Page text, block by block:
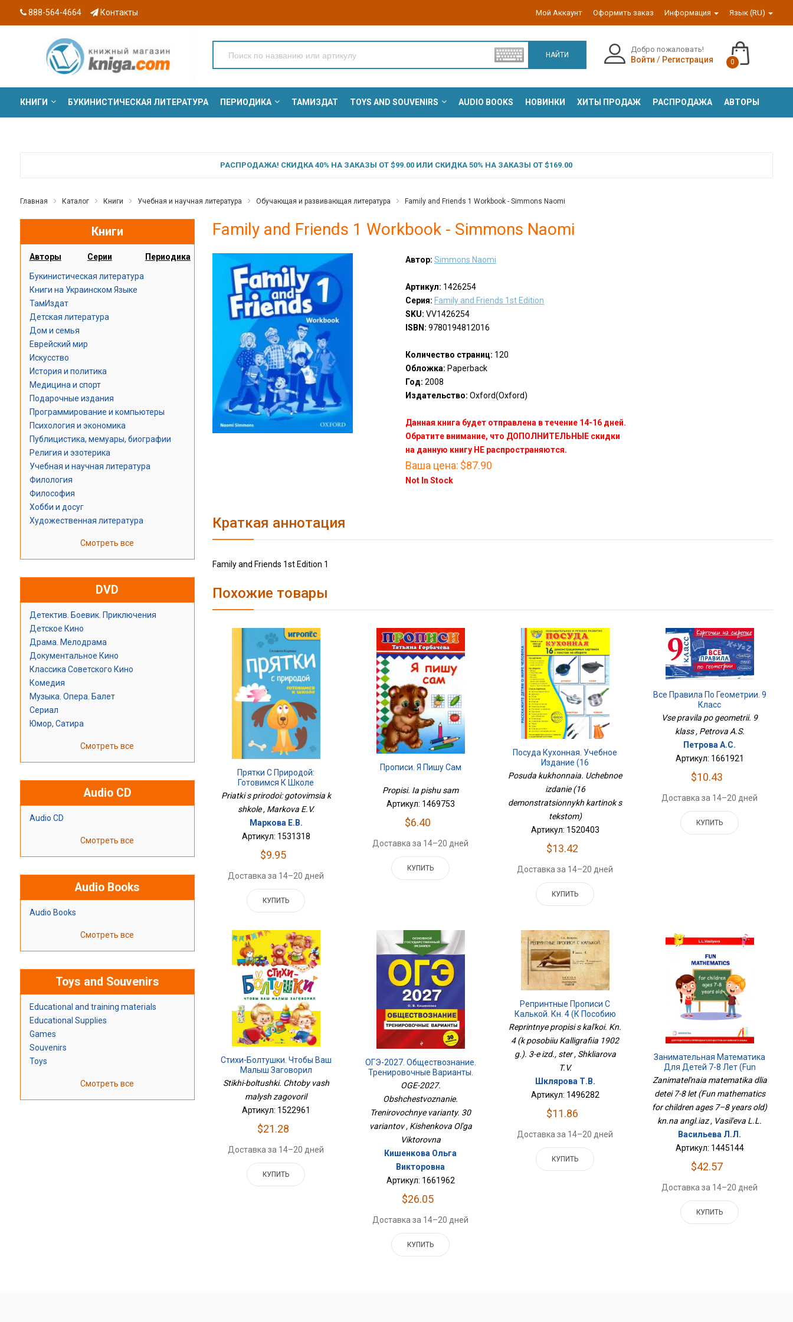
888-564-4664 Контакты Мой Аккаунт Оформить заказ Информация Язык (RU)
НАЙТИ
Добро пожаловать!
Войти / Регистрация 0
КНИГИ БУКИНИСТИЧЕСКАЯ ЛИТЕРАТУРА ПЕРИОДИКА ТАМИЗДАТ TOYS AND SOUVENIRS AUDIO BOOKS НОВИНКИ ХИТЫ ПРОДАЖ РАСПРОДАЖА АВТОРЫ
РАСПРОДАЖА! СКИДКА 40% НА ЗАКАЗЫ ОТ $99.00 ИЛИ СКИДКА 50% НА ЗАКАЗЫ ОТ $169.00
Главная Каталог Книги Учебная и научная литература Обучающая и развивающая литература Family and Friends 1 Workbook - Simmons Naomi
Книги
Авторы Серии Периодика
Букинистическая литература
Книги на Украинском Языке
ТамИздат
Детская литература
Дом и семья
Еврейский мир
Искусство
История и политика
Медицина и спорт
Подарочные издания
Программирование и компьютеры
Психология и экономика
Публицистика, мемуары, биографии
Религия и эзотерика
Учебная и научная литература
Филология
Философия
Хобби и досуг
Художественная литература
Смотреть все
DVD
Детектив. Боевик. Приключения
Детское Кино
Драма. Мелодрама
Документальное Кино
Классика Советского Кино
Комедия
Музыка. Опера. Балет
Сериал
Юмор, Сатира
Смотреть все
Audio CD
Audio CD
Смотреть все
Audio Books
Audio Books
Смотреть все
Toys and Souvenirs
Educational and training materials
Educational Supplies
Games
Souvenirs
Toys
Смотреть все
Family and Friends 1 Workbook - Simmons Naomi
Автор: Simmons Naomi
Артикул: 1426254
Серия: Family and Friends 1st Edition
SKU: VV1426254
ISBN: 9780194812016
Количество страниц: 120
Обложка: Paperback
Год: 2008
Издательство: Oxford(Oxford)
Данная книга будет отправлена в течение 14-16 дней.
Обратите внимание, что ДОПОЛНИТЕЛЬНЫЕ скидки
на данную книгу НЕ распространяются.
Ваша цена: $87.90
Not In Stock
Краткая аннотация
Family and Friends 1st Edition 1
Похожие товары
Прятки С Природой:
Готовимся К Школе
Priatki s prirodoi: gotovimsia k
shkole , Markova E.V.
Маркова Е.В.
Артикул: 1531318
$9.95
Доставка за 14–20 дней
КУПИТЬ
Прописи. Я Пишу Сам
Propisi. Ia pishu sam
Артикул: 1469753
$6.40
Доставка за 14–20 дней
КУПИТЬ
Посуда Кухонная. Учебное
Издание (16
Демонстрационных
Posuda kukhonnaia. Uchebnoe
izdanie (16
demonstratsionnykh kartinok s
tekstom)
Артикул: 1520403
$13.42
Доставка за 14–20 дней
КУПИТЬ
Все Правила По Геометрии. 9
Класс
Vse pravila po geometrii. 9
klass , Petrova A.S.
Петрова А.С.
Артикул: 1661921
$10.43
Доставка за 14–20 дней
КУПИТЬ
Стихи-Болтушки. Чтобы Ваш
Малыш Заговорил
Stikhi-boltushki. Chtoby vash
malysh zagovoril
Артикул: 1522961
$21.28
Доставка за 14–20 дней
КУПИТЬ
ОГЭ-2027. Обществознание.
Тренировочные Варианты.
30 Вариантов
OGE-2027.
Obshchestvoznanie.
Trenirovochnye varianty. 30
variantov , Kishenkova Ol'ga
Viktorovna
Кишенкова Ольга
Викторовна
Артикул: 1661962
$26.05
Доставка за 14–20 дней
КУПИТЬ
Репринтные Прописи С
Калькой. Кн. 4 (к Пособию
Каллиграфия 1902 Г.). 3-Е
Изд., Стер
Reprintnye propisi s kal'koi. Kn.
4 (k posobiiu Kalligrafiia 1902
g.). 3-e izd., ster , Shkliarova
T.V.
Шклярова Т.В.
Артикул: 1496282
$11.86
Доставка за 14–20 дней
КУПИТЬ
Занимательная Математика
Для Детей 7-8 Лет (Fun
Mathematics For Children
Англ.яз
Zanimatel'naia matematika dlia
detei 7-8 let (Fun mathematics
for children ages 7–8 years old)
kn.na angl.iaz , Vasil'eva L.L.
Васильева Л.Л.
Артикул: 1445144
$42.57
Доставка за 14–20 дней
КУПИТЬ